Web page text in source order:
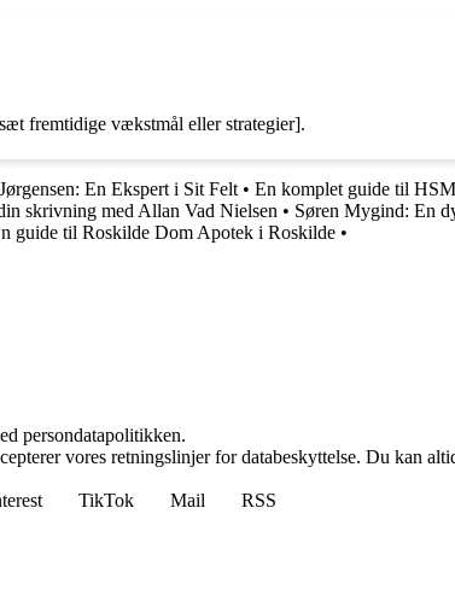
fremtidige vækstmål eller strategier].
En Ekspert i Sit Felt • En komplet guide til HSM
skrivning med Allan Vad Nielsen • Søren Mygind: En
guide til Roskilde Dom Apotek i Roskilde •
persondatapolitikken.
vores retningslinjer for databeskyttelse. Du kan
TikTok Mail
RSS